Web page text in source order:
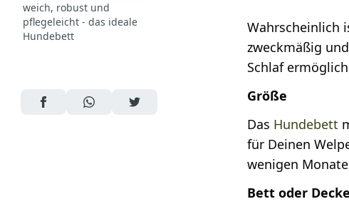
weich, robust und
pflegeleicht - das ideale
Hundebett
AUF FACEBOOK TEILEN
ÜBER WHATSAPP TEILEN
AUF TWITTER TEILEN
Wahrscheinlich
zweckmäßig
Schlaf
Größe
Das Hundebett
für Deinen
wenigen
Bett oder